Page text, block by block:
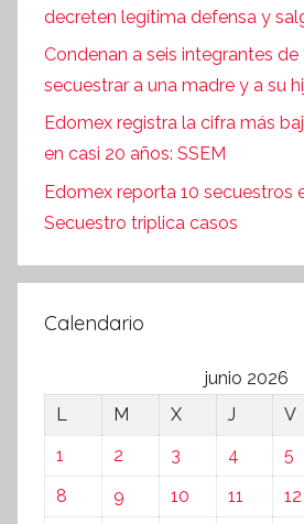
decreten legítima defensa y
Condenan a seis integrantes de
secuestrar a una madre y a su
Edomex registra la cifra más
en casi 20 años: SSEM
Edomex reporta 10 secuestros
Secuestro triplica casos
Calendario
junio 2026
L
M X J V
1
2 3 4 5
8
9 10 11 12